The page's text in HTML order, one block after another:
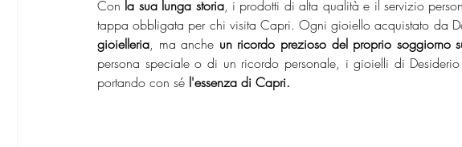
Con la sua lunga storia, i prodotti di alta qualità e il servizio
tappa obbligata per chi visita Capri. Ogni gioiello acquistato da
gioielleria, ma anche un ricordo prezioso del proprio soggiorno
persona speciale o di un ricordo personale, i gioielli di
portando con sé l'essenza di Capri.